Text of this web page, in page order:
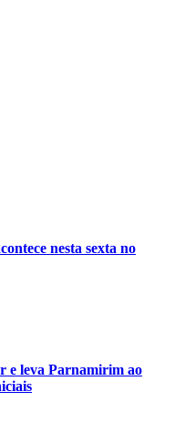
nesta sexta no
e leva Parnamirim ao